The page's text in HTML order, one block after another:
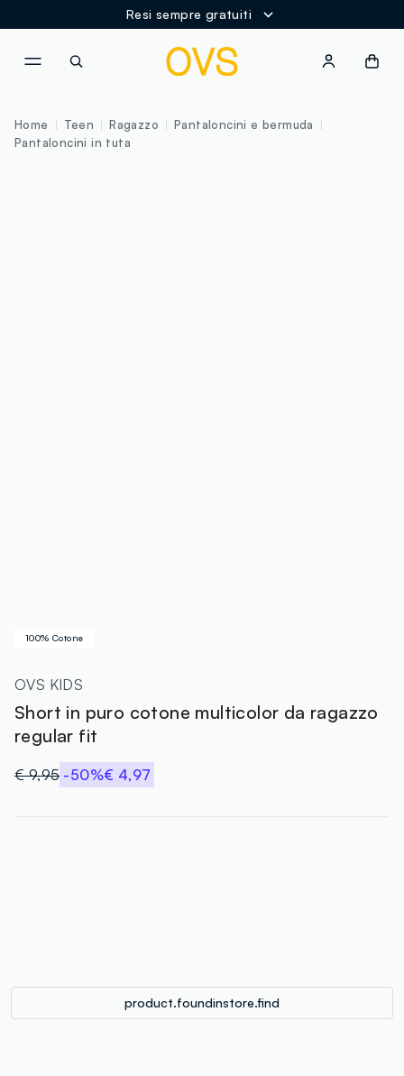
Resi sempre gratuiti
100% Cotone
Home Teen Ragazzo
Pantaloncini e bermuda
Pantaloncini in tuta
OVS KIDS
Short in puro cotone multicolor da ragazzo
regular fit
€ 9,95 -50%€ 4,97
product.foundinstore.find